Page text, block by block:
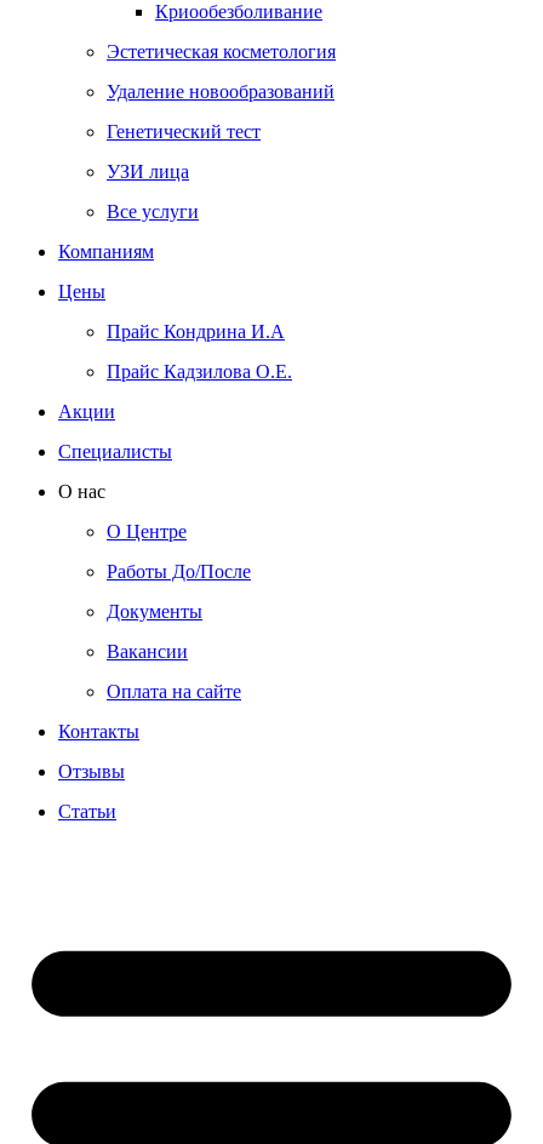
Криообезболивание
Эстетическая косметология
Удаление новообразований
Генетический тест
УЗИ лица
Все услуги
Компаниям
Цены
Прайс Кондрина И.А
Прайс Кадзилова О.Е.
Акции
Специалисты
О нас
О Центре
Работы До/После
Документы
Вакансии
Оплата на сайте
Контакты
Отзывы
Статьи